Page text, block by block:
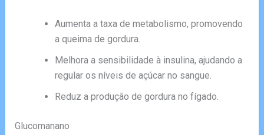
Aumenta a taxa de metabolismo, promovendo
a queima de gordura.
Melhora a sensibilidade à insulina, ajudando a
regular os níveis de açúcar no sangue.
Reduz a produção de gordura no fígado.
Glucomanano